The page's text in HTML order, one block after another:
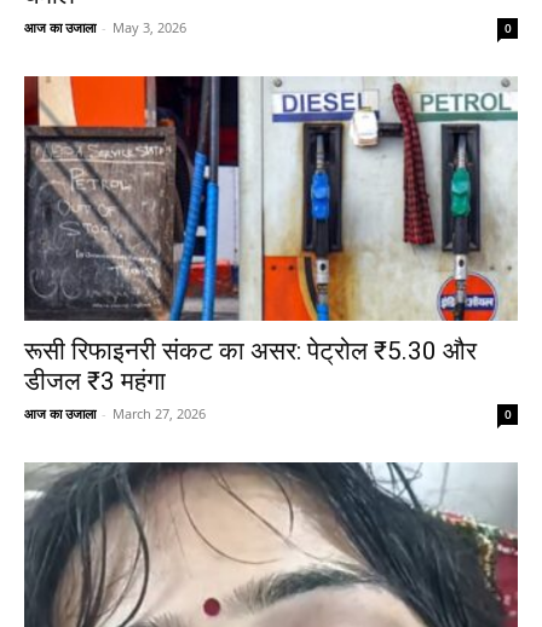
आज का उजाला - May 3, 2026 0
रूसी रिफाइनरी संकट का असर: पेट्रोल ₹5.30 और
डीजल ₹3 महंगा
आज का उजाला - March 27, 2026 0